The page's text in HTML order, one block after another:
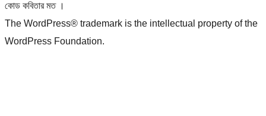
কোড কবিতার মত ।
The WordPress® trademark is the intellectual property of the
WordPress Foundation.